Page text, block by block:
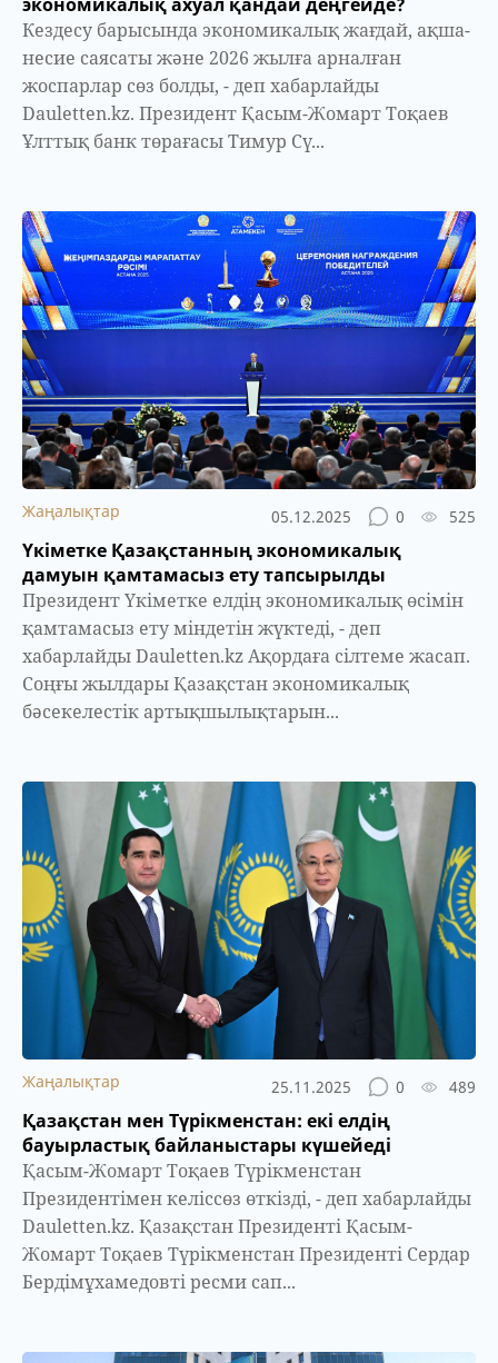
Кездесу барысында экономикалық жағдай, ақша-
несие саясаты және 2026 жылға арналған
жоспарлар сөз болды, - деп хабарлайды
Dauletten.kz. Президент Қасым-Жомарт Тоқаев
Ұлттық банк төрағасы Тимур Сү...
Жаңалықтар 05.12.2025 0 525
Үкіметке Қазақстанның экономикалық
дамуын қамтамасыз ету тапсырылды
Президент Үкіметке елдің экономикалық өсімін
қамтамасыз ету міндетін жүктеді, - деп
хабарлайды Dauletten.kz Ақордаға сілтеме жасап.
Соңғы жылдары Қазақстан экономикалық
бәсекелестік артықшылықтарын...
Жаңалықтар 25.11.2025 0 489
Қазақстан мен Түрікменстан: екі елдің
бауырластық байланыстары күшейеді
Қасым-Жомарт Тоқаев Түрікменстан
Президентімен келіссөз өткізді, - деп хабарлайды
Dauletten.kz. Қазақстан Президенті Қасым-
Жомарт Тоқаев Түрікменстан Президенті Сердар
Бердімұхамедовті ресми сап...